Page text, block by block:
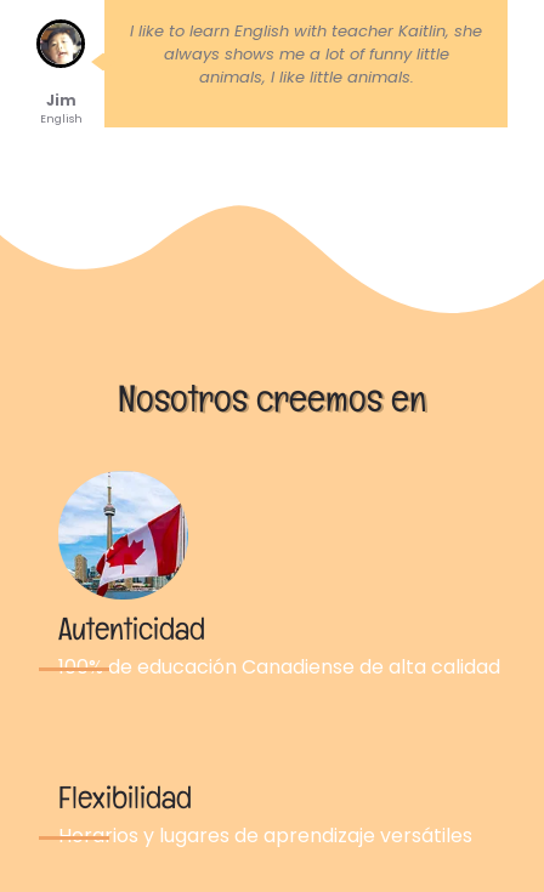
I like to learn English with teacher Kaitlin, she
always shows me a lot of funny little
animals, I like little animals.
Jim
English
Nosotros creemos en
Autenticidad
100% de educación Canadiense de alta calidad
Flexibilidad
Horarios y lugares de aprendizaje versátiles